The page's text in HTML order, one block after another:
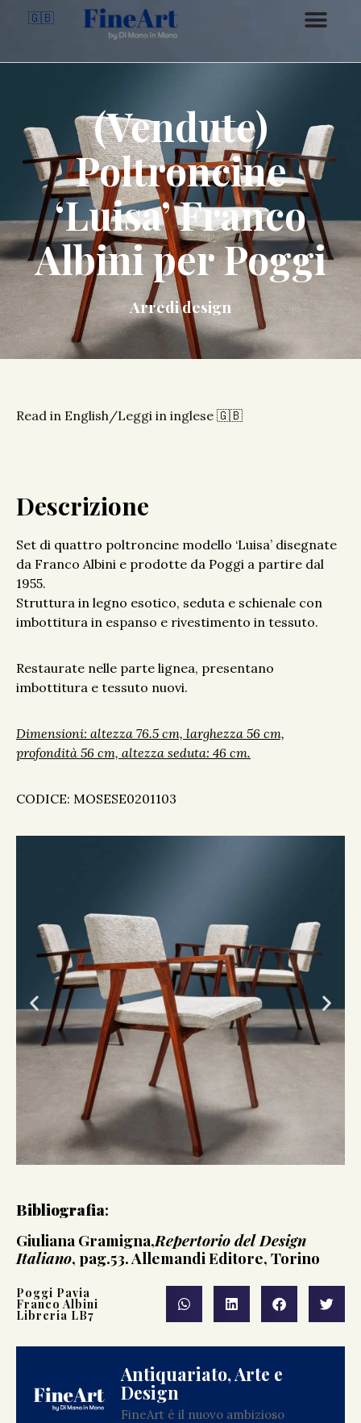
🇬🇧
(Vendute)
Poltroncine
‘Luisa’ Franco
Albini per Poggi
Arredi design
Read in English/Leggi in inglese 🇬🇧
Descrizione
Set di quattro poltroncine modello ‘Luisa’ disegnate
da Franco Albini e prodotte da Poggi a partire dal
1955.
Struttura in legno esotico, seduta e schienale con
imbottitura in espanso e rivestimento in tessuto.
Restaurate nelle parte lignea, presentano
imbottitura e tessuto nuovi.
Dimensioni: altezza 76.5 cm, larghezza 56 cm,
profondità 56 cm, altezza seduta: 46 cm.
CODICE: MOSESE0201103
Bibliografia:
Giuliana Gramigna,Repertorio del Design
Italiano, pag.53. Allemandi Editore, Torino
Poggi Pavia
Franco Albini
Libreria LB7
Antiquariato, Arte e
Design
FineArt è il nuovo ambizioso